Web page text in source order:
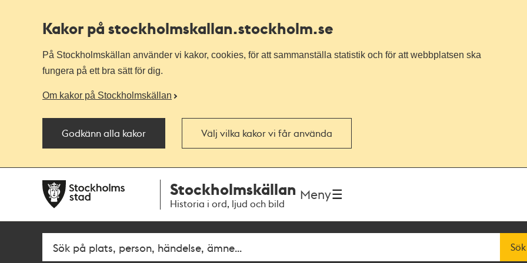
Kakor på stockholmskallan.stockholm.se
På Stockholmskällan använder vi kakor, cookies, för att sammanställa statistik och för att webbplatsen ska
fungera på ett bra sätt för dig.
Om kakor på Stockholmskällan
Godkänn alla kakor Välj vilka kakor vi får använda
navigationen
huvudinnehållet
Stockholmskällan
Historia i ord, ljud och bild
Meny
Fritextsök Sök